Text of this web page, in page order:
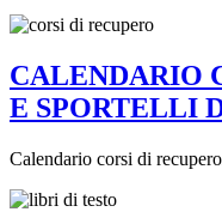
CALENDARIO
E SPORTELLI
Calendario corsi di